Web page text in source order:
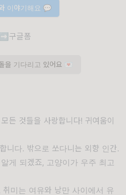
이야기해요 💬
➡구글폼
을 기다리고 있어요 💌
든 것들을 사랑합니다! 귀여움이
니다. 밖으로 쏘다니는 외향 인간.
게 되겠죠, 고양이가 우주 최고
취미는 여유와 낭만 사이에서 유